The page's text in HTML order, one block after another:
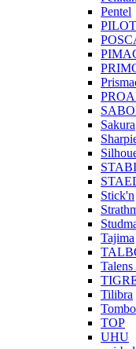
Pentel
PILOT
Sakura
Stick'n
Tajima
Tilibra
TOP
UHU